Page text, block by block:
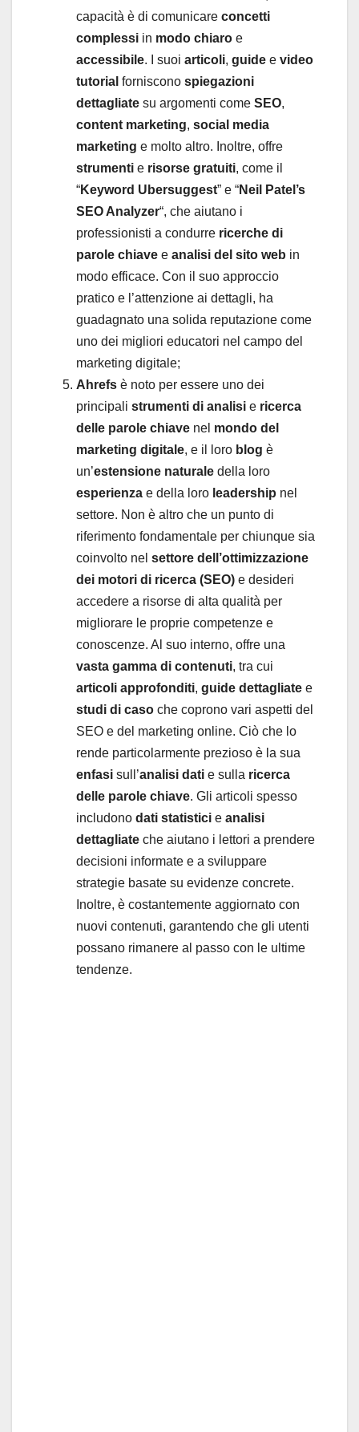
capacità è di comunicare concetti
complessi in modo chiaro e
accessibile. I suoi articoli, guide e video
tutorial forniscono spiegazioni
dettagliate su argomenti come SEO,
content marketing, social media
marketing e molto altro. Inoltre, offre
strumenti e risorse gratuiti, come il
“Keyword Ubersuggest” e “Neil Patel’s
SEO Analyzer“, che aiutano i
professionisti a condurre ricerche di
parole chiave e analisi del sito web in
modo efficace. Con il suo approccio
pratico e l’attenzione ai dettagli, ha
guadagnato una solida reputazione come
uno dei migliori educatori nel campo del
marketing digitale;
Ahrefs è noto per essere uno dei
principali strumenti di analisi e ricerca
delle parole chiave nel mondo del
marketing digitale, e il loro blog è
un’estensione naturale della loro
esperienza e della loro leadership nel
settore. Non è altro che un punto di
riferimento fondamentale per chiunque sia
coinvolto nel settore dell’ottimizzazione
dei motori di ricerca (SEO) e desideri
accedere a risorse di alta qualità per
migliorare le proprie competenze e
conoscenze. Al suo interno, offre una
vasta gamma di contenuti, tra cui
articoli approfonditi, guide dettagliate e
studi di caso che coprono vari aspetti del
SEO e del marketing online. Ciò che lo
rende particolarmente prezioso è la sua
enfasi sull’analisi dati e sulla ricerca
delle parole chiave. Gli articoli spesso
includono dati statistici e analisi
dettagliate che aiutano i lettori a prendere
decisioni informate e a sviluppare
strategie basate su evidenze concrete.
Inoltre, è costantemente aggiornato con
nuovi contenuti, garantendo che gli utenti
possano rimanere al passo con le ultime
tendenze.